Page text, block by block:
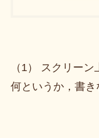
（1） スクリー
何というか，書き